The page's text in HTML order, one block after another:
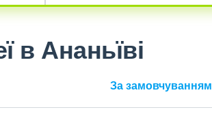
в Ананьїві
За замовчуванням